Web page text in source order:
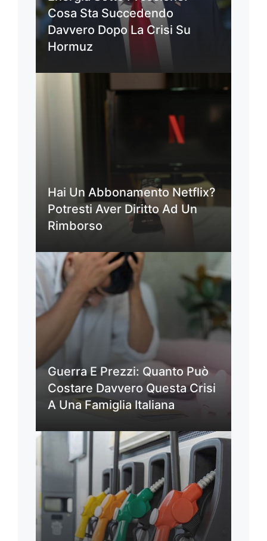
Cosa Sta Succedendo
Davvero Dopo La Crisi Su
Hormuz
Hai Un Abbonamento Netflix?
Potresti Aver Diritto Ad Un
Rimborso
Guerra E Prezzi: Quanto Può
Costare Davvero Questa Crisi
A Una Famiglia Italiana